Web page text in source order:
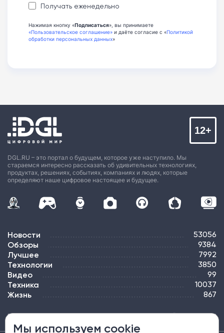
Получать еженедельно
Нажимая кнопку «Подписаться», вы принимаете
«Пользовательское соглашение» и даёте согласие с «Политикой
обработки персональных данных»
DGL.RU – это портал о будущем, которое уже наступило. Мы
стараемся интересно рассказать об удивительных технологиях,
продуктах, решениях, событиях, компаниях и людях, которые
определяют наше цифровое настоящее и будущее.
12+
Новости 53056
Обзоры 9384
Лучшее 7992
Технологии 3850
Видео 99
Техника 10037
Жизнь 867
ПОДПИСКА РЕКЛАМА КОНТАКТЫ КАРТА САЙТА ТЭГИ
Мы используем cookie